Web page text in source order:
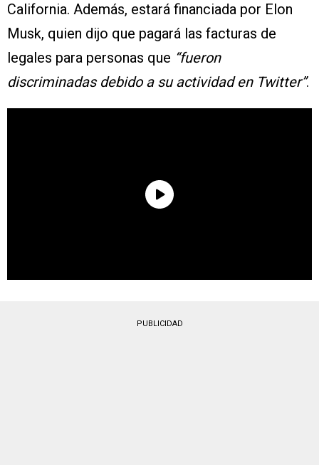
California. Además, estará financiada por Elon
Musk, quien dijo que pagará las facturas de
legales para personas que “fueron
discriminadas debido a su actividad en Twitter”.
PUBLICIDAD